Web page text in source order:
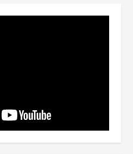
Tepercaya
6, 2026
Aksi KNPB, Serukan